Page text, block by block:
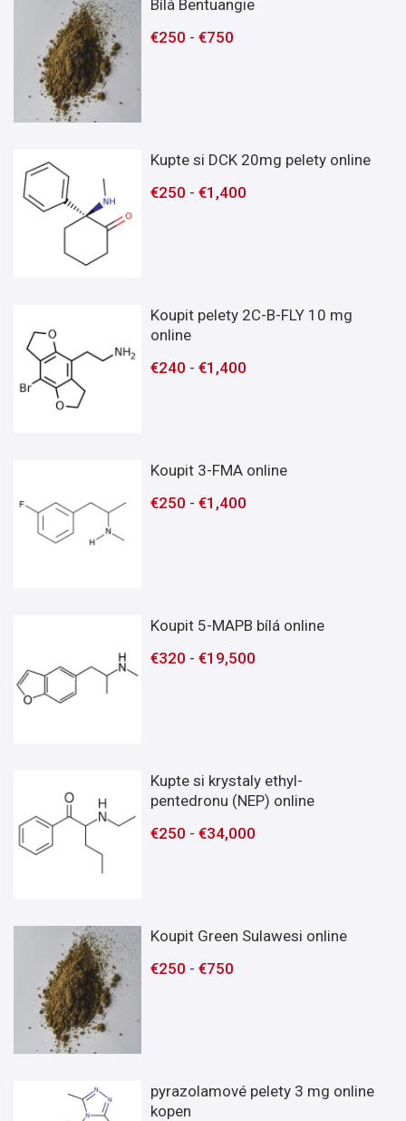
Bílá Bentuangie
€250 -€750
Kupte si DCK 20mg pelety online
€250 -€1,400
Koupit pelety 2C-B-FLY 10 mg
online
€240 -€1,400
Koupit 3-FMA online
€250 -€1,400
Koupit 5-MAPB bílá online
€320 -€19,500
Kupte si krystaly ethyl-
pentedronu (NEP) online
€250 -€34,000
Koupit Green Sulawesi online
€250 -€750
pyrazolamové pelety 3 mg online
kopen